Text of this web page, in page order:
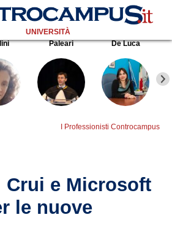
UNIVERSITÀ
Paleari De Luca
I Professionisti Controcampus
Crui e Microsoft
le nuove